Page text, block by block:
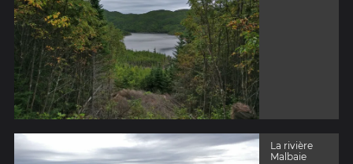
La rivière
Malbaie